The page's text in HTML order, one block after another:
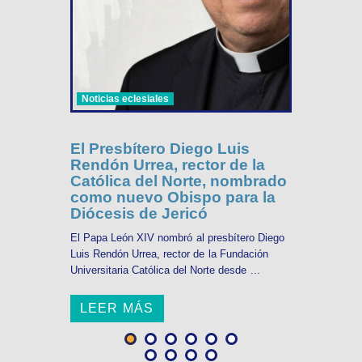
Noticias eclesiales
El Presbítero Diego Luis
Rendón Urrea, rector de la
Católica del Norte, nombrado
como nuevo Obispo para la
Diócesis de Jericó
El Papa León XIV nombró al presbítero Diego
Luis Rendón Urrea, rector de la Fundación
Universitaria Católica del Norte desde ...
LEER MÁS